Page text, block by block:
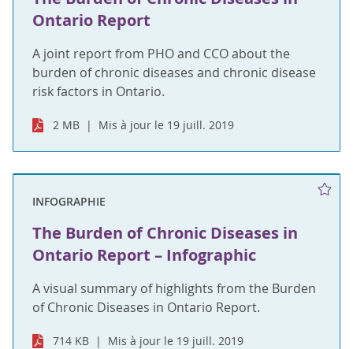
Ontario Report
A joint report from PHO and CCO about the
burden of chronic diseases and chronic disease
risk factors in Ontario.
2 MB Mis à jour le 19 juill. 2019
INFOGRAPHIE
The Burden of Chronic Diseases in
Ontario Report – Infographic
A visual summary of highlights from the Burden
of Chronic Diseases in Ontario Report.
714 KB Mis à jour le 19 juill. 2019